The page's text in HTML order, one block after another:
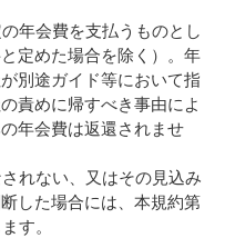
年会費を支払うものとし
定めた場合を除く）。年
別途ガイド等において指
責めに帰すべき事由によ
年会費は返還されませ
れない、又はその見込み
した場合には、本規約第
す。